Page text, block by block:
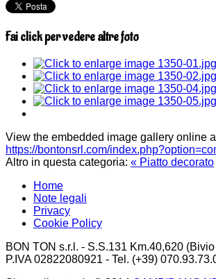
Fai click per vedere altre foto
View the embedded image gallery online
https://bontonsrl.com/
Altro in questa categoria: « Piatto decorato
Home
Note legali
Privacy
Cookie Policy
BON TON s.r.l. - S.S.131 Km.40,620
P.IVA 02822080921 - Tel. (+39)